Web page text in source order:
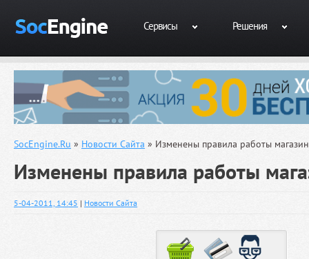
Сервисы Решения
SocEngine.Ru » Новости Сайта » Изменены правила работы
Изменены правила работы
5-04-2011, 14:45 | Новости Сайта